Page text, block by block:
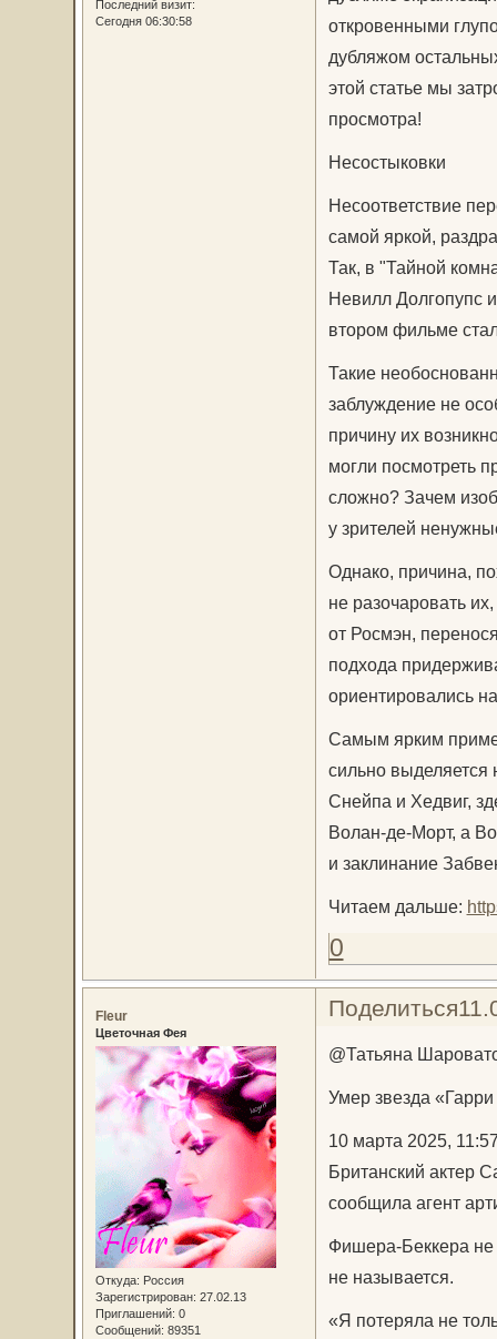
Последний визит:
Сегодня 06:30:58
откровенными
дубляжом
этой статье мы
просмотра!
Несостыковки
Несоответствие
самой яркой,
Так, в "Тайной
Невилл Долгопупс
втором фильме
Такие
заблуждение не
причину их
могли посмотреть
сложно? Зачем
у зрителей
Однако, причина,
не разочаровать
от Росмэн,
подхода
ориентировались
Самым ярким
сильно
Снейпа и Хедвиг,
Волан-де-Морт, а
и заклинание
Читаем дальше:
0
Поделиться
Fleur
Цветочная Фея
Откуда: Россия
Зарегистрирован: 27.02.13
Приглашений: 0
Сообщений: 89351
@Татьяна
Умер звезда
10 марта 2025,
Британский актер
сообщила агент
Фишера-Беккера не
не называется.
«Я потеряла не